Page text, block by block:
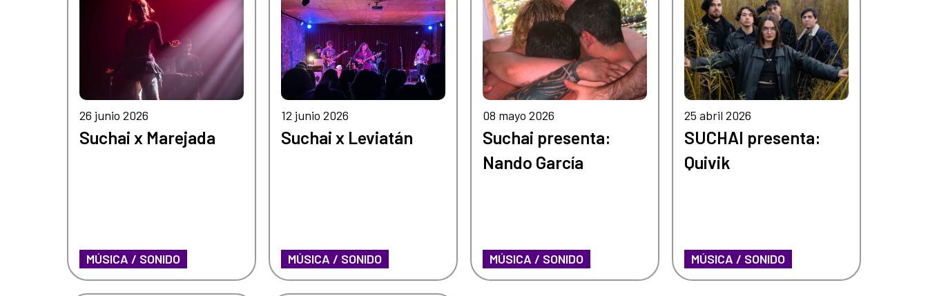
26 junio 2026
Suchai x Marejada
MÚSICA / SONIDO
12 junio 2026
Suchai x Leviatán
MÚSICA / SONIDO
08 mayo 2026
Suchai presenta:
Nando García
MÚSICA / SONIDO
25 abril 2026
SUCHAI presenta:
Quivik
MÚSICA / SONIDO